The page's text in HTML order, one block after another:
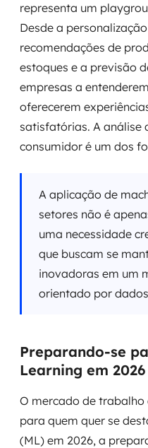
representa um
Desde a
recomendações de
estoques e a previsão
empresas a
oferecerem
satisfatórias. A análise
consumidor é um dos
A aplicação de
setores não é
uma necessidade
que buscam se
inovadoras em um
orientado por
Preparando-se
Learning em 2026
O mercado de
para quem quer se
(ML) em 2026, a